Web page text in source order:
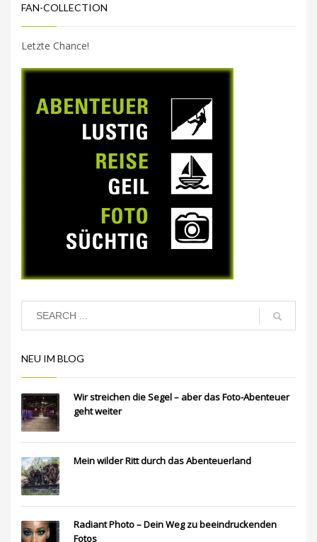
FAN-COLLECTION
Letzte Chance!
NEU IM BLOG
Wir streichen die Segel – aber das Foto-Abenteuer
geht weiter
Mein wilder Ritt durch das Abenteuerland
Radiant Photo – Dein Weg zu beeindruckenden
Fotos